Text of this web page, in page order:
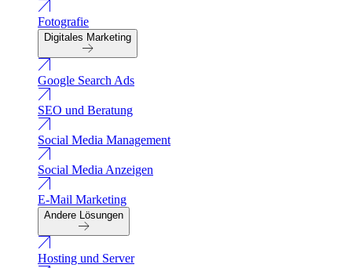
Fotografie
Digitales Marketing
Google Search Ads
SEO und Beratung
Social Media Management
Social Media Anzeigen
E-Mail Marketing
Andere Lösungen
Hosting und Server